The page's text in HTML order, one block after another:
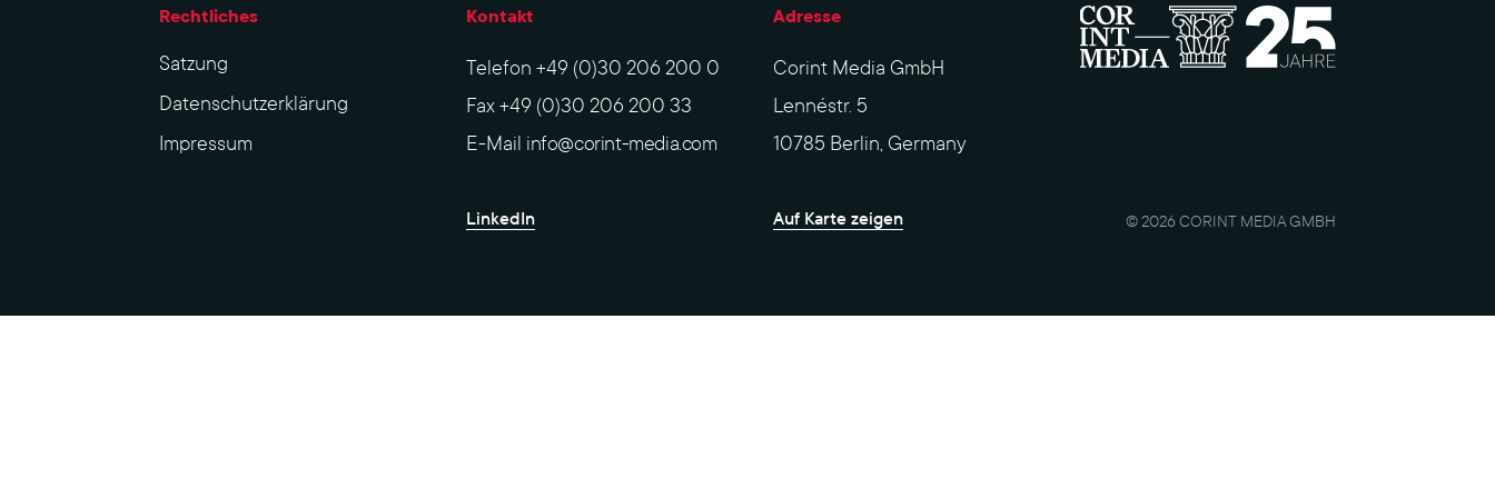
Rechtliches
Sat­zung
Datenschutzerklärung
Impres­sum
Kontakt
Telefon +49 (0)30 206 200 0
Fax+49 (0)30 206 200 33
E-Mail info@corint-media.com
LinkedIn
Adresse
Corint Media GmbH
Lennéstr. 5
10785 Berlin, Germany
Auf Karte zeigen © 2026 CORINT MEDIA GMBH